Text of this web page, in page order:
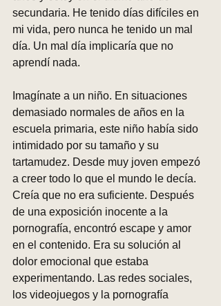
secundaria. He tenido días difíciles en
mi vida, pero nunca he tenido un mal
día. Un mal día implicaría que no
aprendí nada.
Imagínate a un niño. En situaciones
demasiado normales de años en la
escuela primaria, este niño había sido
intimidado por su tamaño y su
tartamudez. Desde muy joven empezó
a creer todo lo que el mundo le decía.
Creía que no era suficiente. Después
de una exposición inocente a la
pornografía, encontró escape y amor
en el contenido. Era su solución al
dolor emocional que estaba
experimentando. Las redes sociales,
los videojuegos y la pornografía